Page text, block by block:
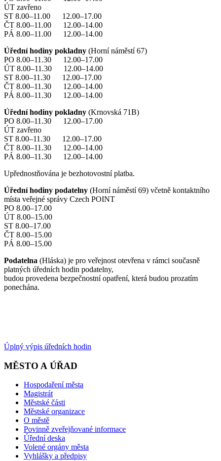
ÚT zavřeno
ST 8.00–11.00 12.00–17.00
ČT 8.00–11.00 12.00–14.00
PÁ 8.00–11.00 12.00–14.00
Úřední hodiny pokladny (Horní náměstí 67)
PO 8.00–11.30 12.00–17.00
ÚT 8.00–11.30 12.00–14.00
ST 8.00–11.30 12.00–17.00
ČT 8.00–11.30 12.00–14.00
PÁ 8.00–11.30 12.00–14.00
Úřední hodiny pokladny (Krnovská 71B)
PO 8.00–11.30 12.00–17.00
ÚT zavřeno
ST 8.00–11.30 12.00–17.00
ČT 8.00–11.30 12.00–14.00
PÁ 8.00–11.30 12.00–14.00
Upřednostňována je bezhotovostní platba.
Úřední hodiny podatelny (Horní náměstí 69) včetně kontaktního
místa veřejné správy Czech POINT
PO 8.00–17.00
ÚT 8.00–15.00
ST 8.00–17.00
ČT 8.00–15.00
PÁ 8.00–15.00
Podatelna (Hláska) je pro veřejnost otevřena v rámci současně
platných úředních hodin podatelny,
budou provedena bezpečnostní opatření, která budou prozatím
ponechána.
Úplný výpis úředních hodin
MĚSTO A ÚŘAD
Hospodaření města
Magistrát
Městské části
Městské organizace
O městě
Povinně zveřejňované informace
Úřední deska
Volené orgány města
Vyhlášky a předpisy